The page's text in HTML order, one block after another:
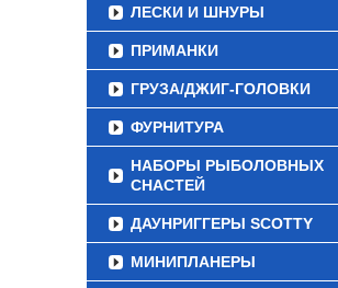
ЛЕСКИ И ШНУРЫ
ПРИМАНКИ
ГРУЗА/ДЖИГ-ГОЛОВКИ
ФУРНИТУРА
НАБОРЫ РЫБОЛОВНЫХ
СНАСТЕЙ
ДАУНРИГГЕРЫ SCOTTY
МИНИПЛАНЕРЫ